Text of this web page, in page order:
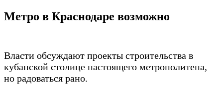
Метро в Краснодаре возможно
Власти обсуждают проекты строительства в
кубанской столице настоящего метрополитена,
но радоваться рано.